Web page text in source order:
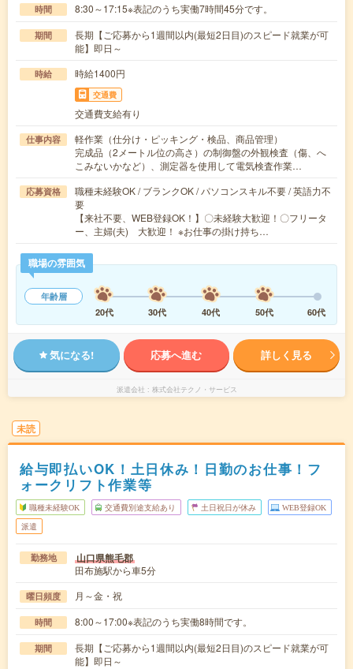
時間 8:30～17:15※表記のうち実働7時間45分です。
期間
長期【ご応募から1週間以内(最短2日目)のスピード就業が可
能】即日～
時給 時給1400円
交通費
交通費支給有り
仕事内容
軽作業（仕分け・ピッキング・検品、商品管理）
完成品（2メートル位の高さ）の制御盤の外観検査（傷、へ
こみないかなど）、測定器を使用して電気検査作業…
応募資格
職種未経験OK / ブランクOK / パソコンスキル不要 / 英語力不
要
【来社不要、WEB登録OK！】〇未経験大歓迎！〇フリータ
ー、主婦(夫) 大歓迎！ ※お仕事の掛け持ち…
職場の雰囲気
年齢層
20代
30代 40代 50代 60代
気になる! 応募へ進む 詳しく見る
派遣会社 株式会社テクノ・サービス
未読
給与即払いOK！土日休み！日勤のお仕事！フ
ォークリフト作業等
職種未経験OK 交通費別途支給あり 土日祝日が休み WEB登録OK
派遣
勤務地 山口県熊毛郡
田布施駅から車5分
曜日頻度 月～金・祝
時間 8:00～17:00※表記のうち実働8時間です。
期間
長期【ご応募から1週間以内(最短2日目)のスピード就業が可
能】即日～